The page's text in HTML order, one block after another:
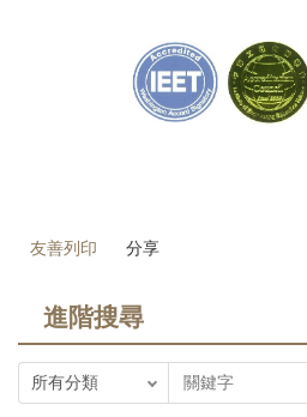
友善列印 分享
進階搜尋